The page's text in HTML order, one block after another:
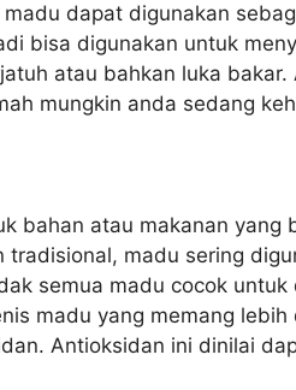
dapat digunakan
bisa digunakan untuk
atau bahkan luka
mungkin anda sedang
bahan atau makanan
tradisional, madu sering
semua madu cocok
madu yang memang
Antioksidan ini dinilai